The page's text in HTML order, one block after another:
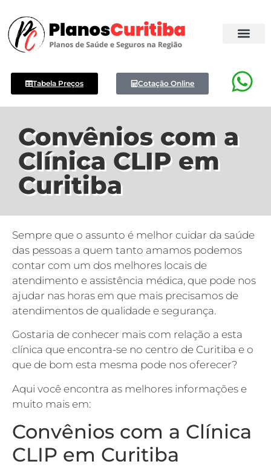
Tabela Preços Cotação Online
Convênios com a
Clínica CLIP em
Curitiba
Sempre que o assunto é melhor cuidar da saúde
das pessoas a quem tanto amamos podemos
contar com um dos melhores locais de
atendimento e assistência médica, que pode nos
ajudar nas horas em que mais precisamos de
atendimentos de qualidade e segurança.
Gostaria de conhecer mais com relação a esta
clínica que encontra-se no centro de Curitiba e o
que de bom esta mesma pode nos oferecer?
Aqui você encontra as melhores informações e
muito mais em:
Convênios com a Clínica
CLIP em Curitiba